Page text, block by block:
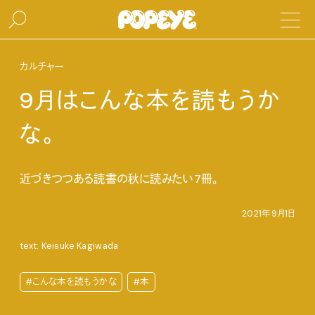
カルチャー
9月はこんな本を読もうか
な。
近づきつつある読書の秋に読みたい7冊。
2021年9月1日
text: Keisuke Kagiwada
#こんな本を読もうかな #本